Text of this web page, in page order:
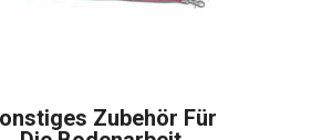
Zubehör Für